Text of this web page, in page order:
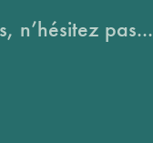
n’hésitez pas...